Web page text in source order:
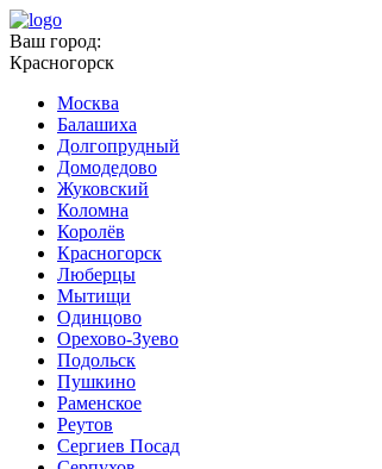
Ваш город:
Красногорск
Москва
Балашиха
Долгопрудный
Домодедово
Жуковский
Коломна
Королёв
Красногорск
Люберцы
Мытищи
Одинцово
Орехово-Зуево
Подольск
Пушкино
Раменское
Реутов
Сергиев Посад